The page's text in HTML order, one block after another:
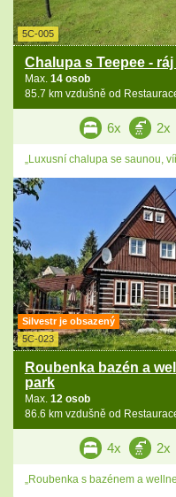
5C-005
Chalupa s Teepee -
Max. 14 osob
85.7 km vzdušně od
6x 2x
„Luxusní chalupa se saunou,
Silvestr je obsazený
5C-023
Roubenka bazén a
park
Max. 12 osob
86.6 km vzdušně od
4x 2x
„Roubenka s bazénem a